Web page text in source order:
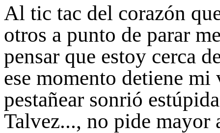
Al tic tac del corazón
otros a punto de parar
pensar que estoy cerca
ese momento detiene
pestañear sonrió
Talvez..., no pide mayor